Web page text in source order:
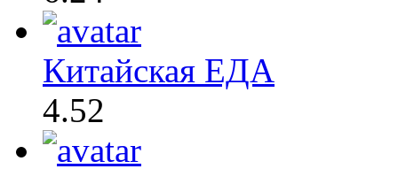
Китайская ЕДА
4.52